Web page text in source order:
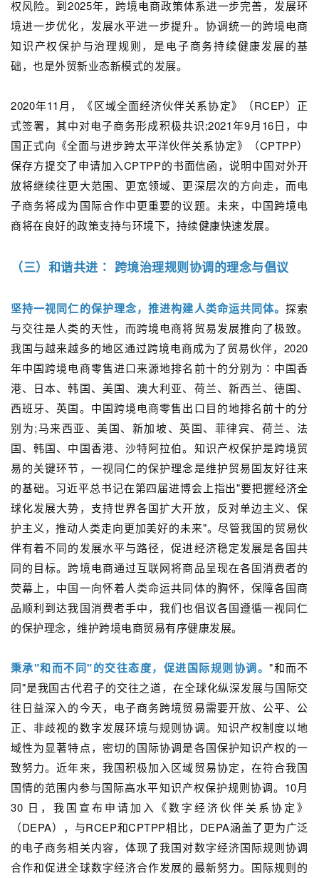
权风险。到2025年，跨境电商政策体系进一步完善，发展环
境进一步优化，发展水平进一步提升。协调统一的跨境电商
知识产权保护与治理规则，是电子商务持续健康发展的基
础，也是外贸新业态新模式的发展。
2020年11月，《区域全面经济伙伴关系协定》（RCEP）正
式签署，其中对电子商务形成积极共识;2021年9月16日，中
国正式向《全面与进步跨太平洋伙伴关系协定》（CPTPP）
保存方提交了申请加入CPTPP的书面信函，说明中国对外开
放将继续往更大范围、更宽领域、更深层次的方向走，而电
子商务将成为国际合作中更重要的议题。未来，中国跨境电
商将在良好的政策支持与环境下，持续健康快速发展。
（三）和谐共进∶ 跨境治理规则协调的理念与倡议
坚持一视同仁的保护理念，推进构建人类命运共同体。探索
与交往是人类的天性，而跨境电商将贸易发展推向了极致。
我国与越来越多的地区通过跨境电商成为了贸易伙伴，2020
年中国跨境电商零售进口来源地排名前十的分别为∶中国香
港、日本、韩国、美国、澳大利亚、荷兰、新西兰、德国、
西班牙、英国。中国跨境电商零售出口目的地排名前十的分
别为;马来西亚、美国、新加坡、英国、菲律宾、荷兰、法
国、韩国、中国香港、沙特阿拉伯。知识产权保护是跨境贸
易的关键环节，一视同仁的保护理念是维护贸易国友好往来
的基础。习近平总书记在第四届进博会上指出"要把握经济全
球化发展大势，支持世界各国扩大开放，反对单边主义、保
护主义，推动人类走向更加美好的未来"。尽管我国的贸易伙
伴有着不同的发展水平与路径，促进经济稳定发展是各国共
同的目标。跨境电商通过互联网将商品呈现在各国消费者的
荧幕上，中国一向怀着人类命运共同体的胸怀，保障各国商
品顺利到达我国消费者手中，我们也倡议各国遵循一视同仁
的保护理念，维护跨境电商贸易有序健康发展。
秉承"和而不同"的交往态度，促进国际规则协调。"和而不
同"是我国古代君子的交往之道，在全球化纵深发展与国际交
往日益深入的今天，电子商务跨境贸易需要开放、公平、公
正、非歧视的数字发展环境与规则协调。知识产权制度以地
域性为显著特点，密切的国际协调是各国保护知识产权的一
致努力。近年来，我国积极加入区域贸易协定，在符合我国
国情的范围内参与国际高水平知识产权保护规则协调。10月
30 日，我国宣布申请加入《数字经济伙伴关系协定》
（DEPA），与RCEP和CPTPP相比，DEPA涵盖了更为广泛
的电子商务相关内容，体现了我国对数字经济国际规则协调
合作和促进全球数字经济合作发展的最新努力。国际规则的